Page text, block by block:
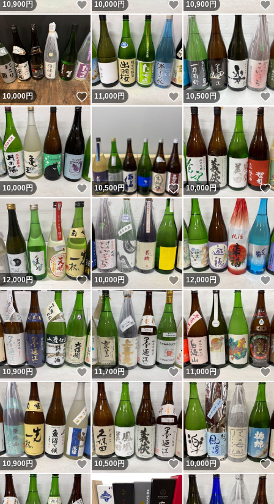
10,900円 いいね！
10,000円 いいね！
10,900円
10,000円 いいね！
11,000円 いいね！
10,500円
10,000円 いいね！
10,500円 いいね！
10,000円
12,000円 いいね！
10,000円 いいね！
12,000円
10,900円 いいね！
11,700円 いいね！
11,000円
10,900円 いいね！
10,500円 いいね！
10,000円